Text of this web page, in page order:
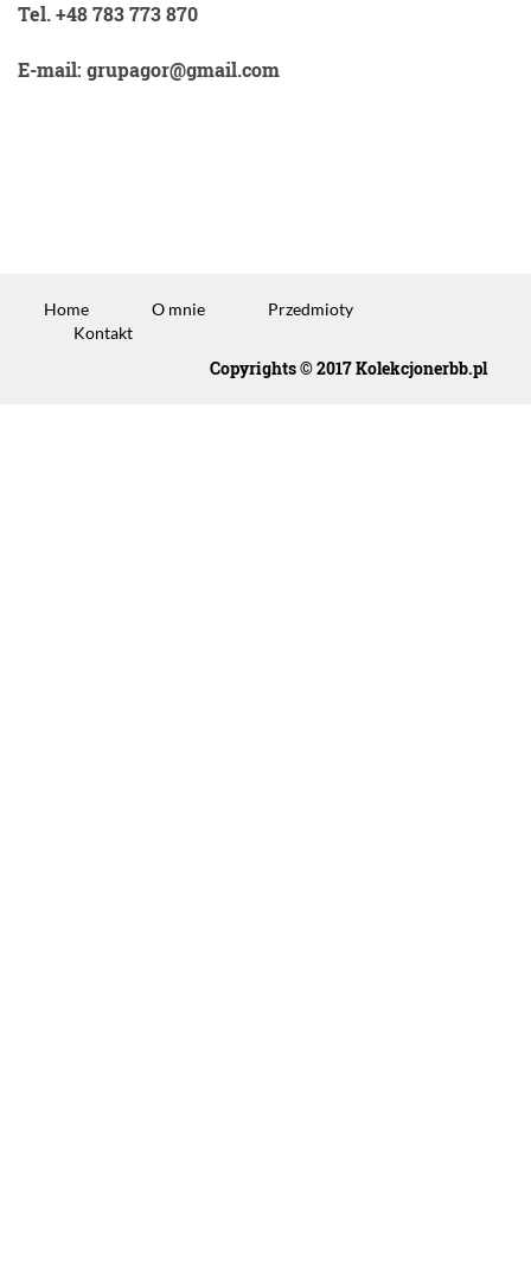
Tel. +48 783 773 870
E-mail: grupagor@gmail.com
Home O mnie
Przedmioty
Kontakt
Copyrights © 2017 Kolekcjonerbb.pl